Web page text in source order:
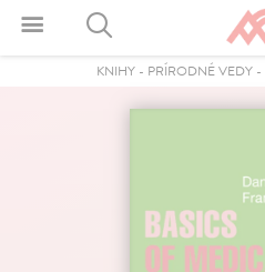
KNIHY - PRÍRODNÉ VEDY -